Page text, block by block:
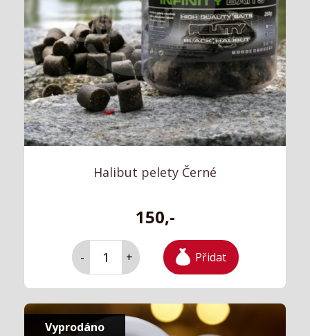
Halibut pelety Černé
150,-
- + Přidat
Vyprodáno